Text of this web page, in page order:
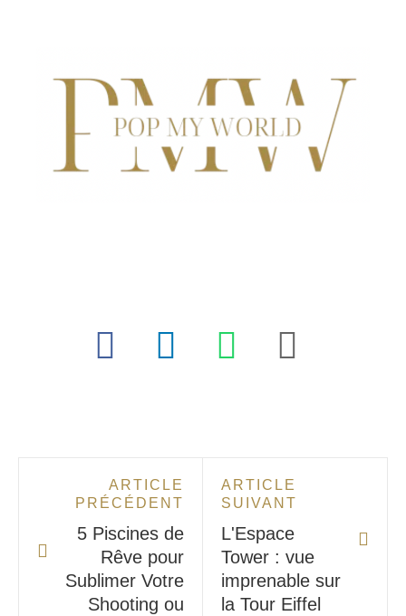
ARTICLE
PRÉCÉDENT
5 Piscines de
Rêve pour
Sublimer Votre
Shooting ou
ARTICLE
SUIVANT
L'Espace
Tower : vue
imprenable sur
la Tour Eiffel